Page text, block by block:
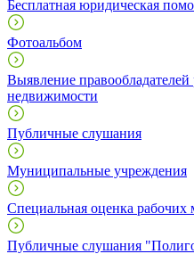
Бесплатная юридическая
Фотоальбом
Выявление
недвижимости
Публичные слушания
Муниципальные учреждения
Специальная оценка рабочих
Публичные слушания